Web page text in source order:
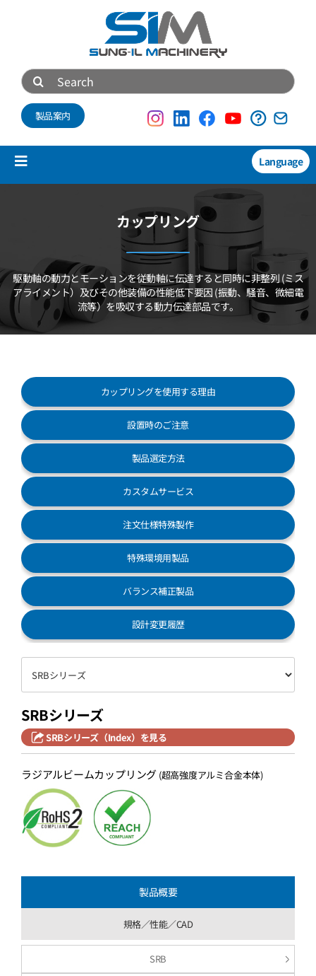
Search
for:
製品案内
Toggle
技術資料
会社概要
お客様センター
Language
カップリング
駆動軸の動力とモーションを従動軸に伝達すると同時に非整列 (ミス
アライメント）及びその他装備の性能低下要因 (振動、騒音、微細電
流等）を吸収する動力伝達部品です。
カップリングを使用する理由
設置時のご注意
製品選定方法
カスタムサービス
注文仕様特殊製作
特殊環境用製品
バランス補正製品
設計変更履歴
SRBシリーズ
SRBシリーズ（Index）を見る
ラジアルビームカップリング (超高強度アルミ合金本体)
製品概要
規格／性能／CAD
SRB